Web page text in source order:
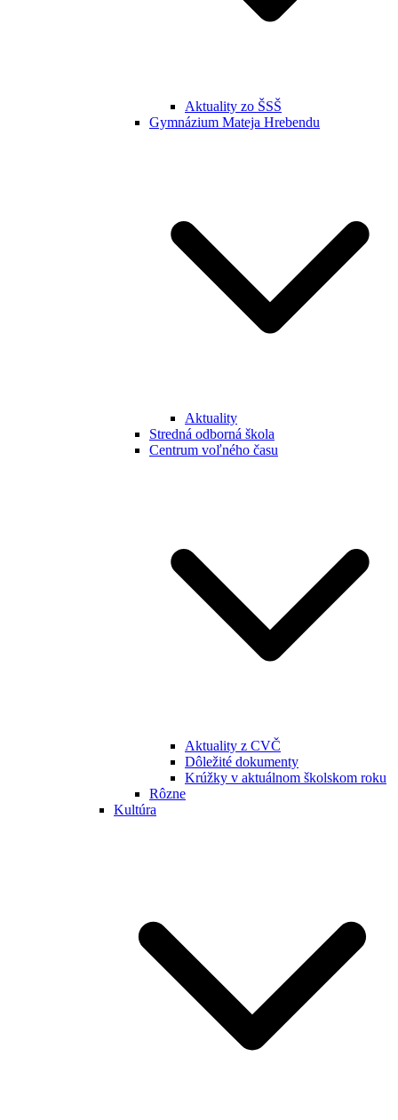
Aktuality zo ŠSŠ
Gymnázium Mateja Hrebendu
Aktuality
Stredná odborná škola
Centrum voľného času
Aktuality z CVČ
Dôležité dokumenty
Krúžky v aktuálnom školskom roku
Rôzne
Kultúra